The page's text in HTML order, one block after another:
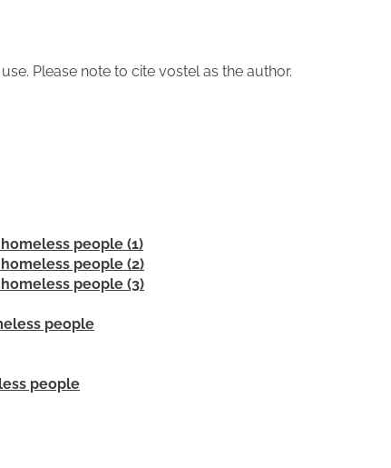
Please note to cite vostel as the author.
people (1)
people (2)
people (3)
people
people